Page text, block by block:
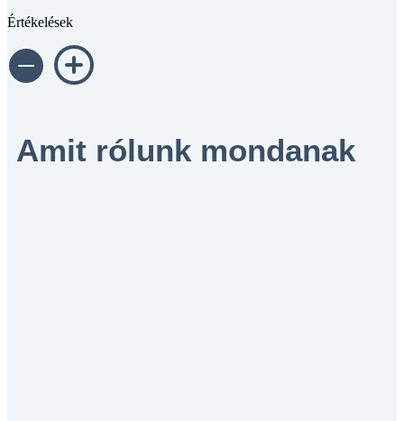
Értékelések
Amit rólunk mondanak